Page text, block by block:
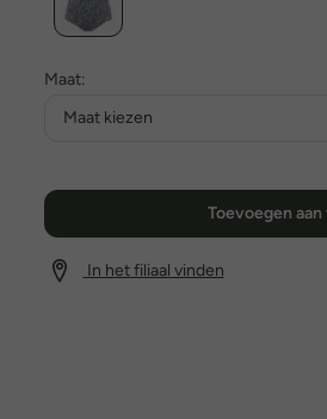
Maat:
Maat kiezen
Toevoegen
In het filiaal vinden